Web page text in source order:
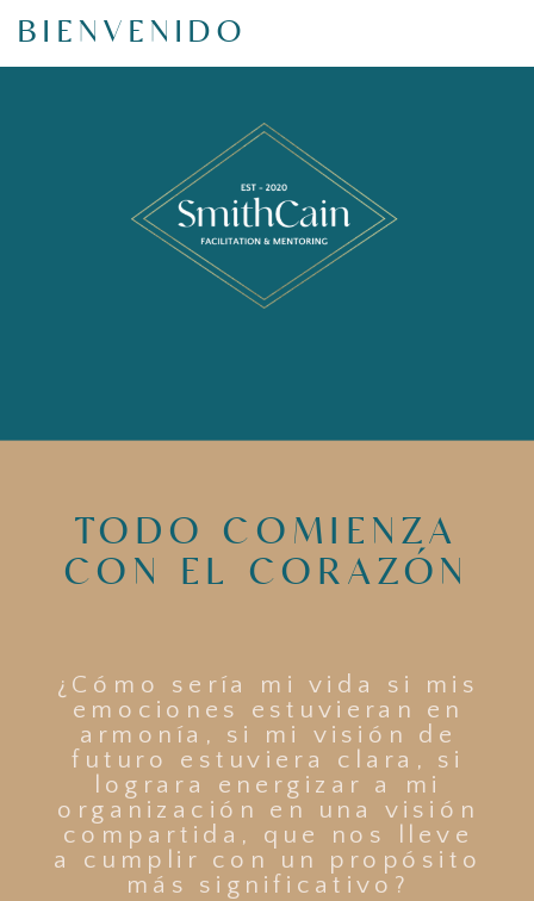
BIENVENIDO
¿Cómo sería mi vida si mis
emociones estuvieran en
armonía, si mi visión de
futuro estuviera clara, si
lograra energizar a mi
organización en una visión
compartida, que nos lleve
a cumplir con un propósito
más significativo?
TODO COMIENZA
CON EL CORAZÓN